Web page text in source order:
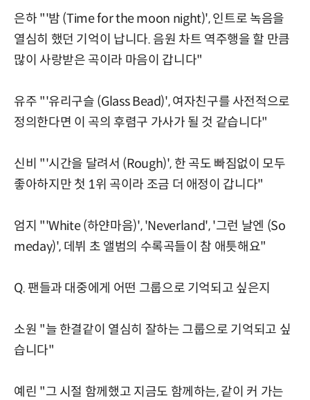
은하 "'밤 (Time for the moon night)', 인트로 녹음을
열심히 했던 기억이 납니다. 음원 차트 역주행을 할 만큼
많이 사랑받은 곡이라 마음이 갑니다"
유주 "'유리구슬 (Glass Bead)', 여자친구를 사전적으로
정의한다면 이 곡의 후렴구 가사가 될 것 같습니다"
신비 "'시간을 달려서 (Rough)', 한 곡도 빠짐없이 모두
좋아하지만 첫 1위 곡이라 조금 더 애정이 갑니다"
엄지 "'White (하얀마음)', 'Neverland', '그런 날엔 (So
meday)', 데뷔 초 앨범의 수록곡들이 참 애틋해요"
Q. 팬들과 대중에게 어떤 그룹으로 기억되고 싶은지
소원 "늘 한결같이 열심히 잘하는 그룹으로 기억되고 싶
습니다"
예린 "그 시절 함께했고 지금도 함께하는, 같이 커 가는